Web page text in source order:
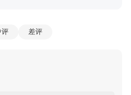
评 差评